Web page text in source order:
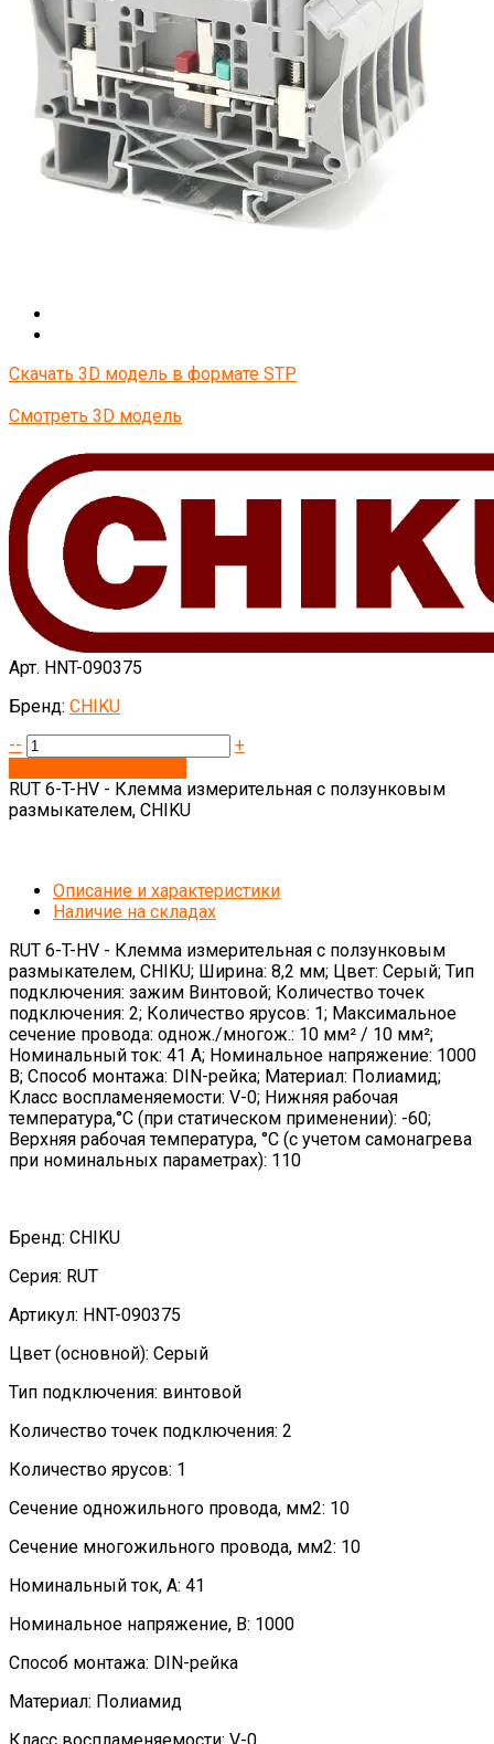
Скачать 3D модель в формате STP
Смотреть 3D модель
Арт. HNT-090375
Бренд: CHIKU
--
+
RUT 6-T-HV - Клемма измерительная с ползунковым
размыкателем, CHIKU
Описание и характеристики
Наличие на складах
RUT 6-T-HV - Клемма измерительная с ползунковым
размыкателем, CHIKU; Ширина: 8,2 мм; Цвет: Серый; Тип
подключения: зажим Винтовой; Количество точек
подключения: 2; Количество ярусов: 1; Максимальное
сечение провода: однож./многож.: 10 мм² / 10 мм²;
Номинальный ток: 41 А; Номинальное напряжение: 1000
В; Способ монтажа: DIN-рейка; Материал: Полиамид;
Класс воспламеняемости: V-0; Нижняя рабочая
температура,°С (при статическом применении): -60;
Верхняя рабочая температура, °С (с учетом самонагрева
при номинальных параметрах): 110
Бренд: CHIKU
Серия: RUT
Артикул: HNT-090375
Цвет (основной): Серый
Тип подключения: винтовой
Количество точек подключения: 2
Количество ярусов: 1
Сечение одножильного провода, мм2: 10
Сечение многожильного провода, мм2: 10
Номинальный ток, А: 41
Номинальное напряжение, В: 1000
Способ монтажа: DIN-рейка
Материал: Полиамид